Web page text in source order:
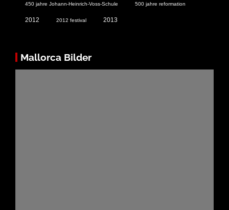
450 jahre Johann-Heinrich-Voss-Schule 500 jahre reformation
2012 2012 festival 2013
Mallorca Bilder